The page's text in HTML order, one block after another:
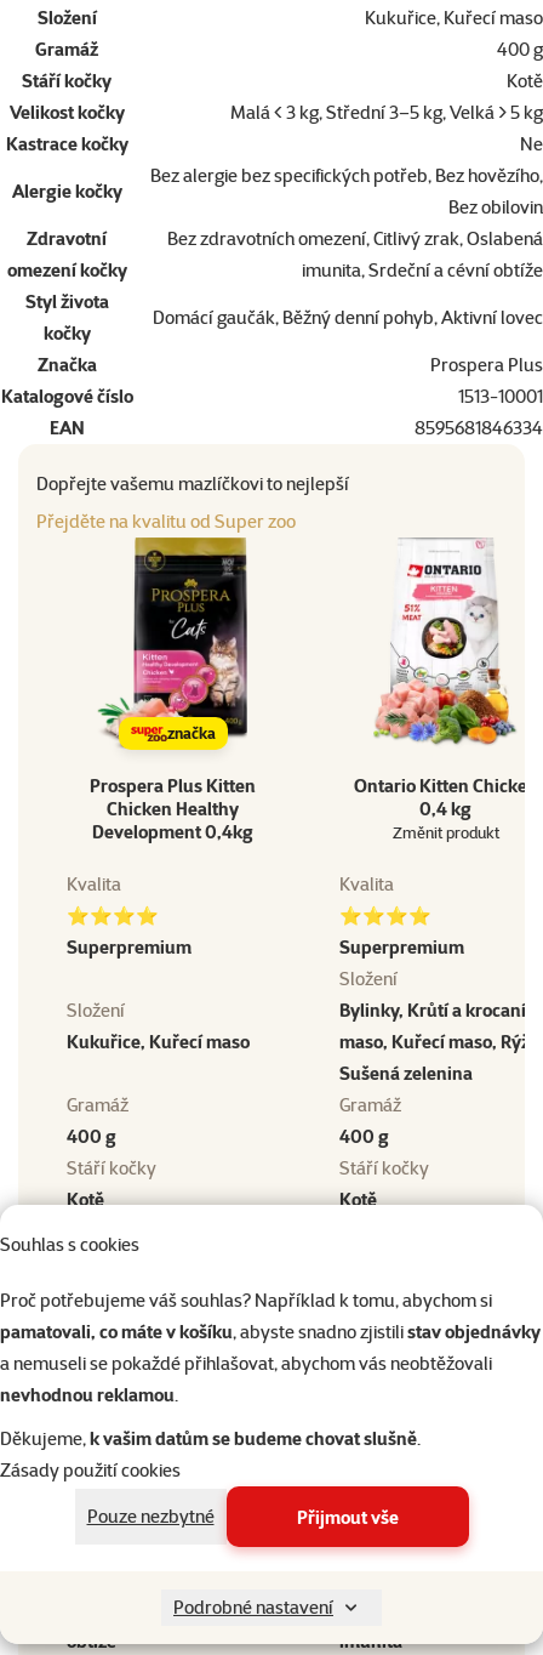
Souhlas s cookies
Proč potřebujeme váš souhlas? Například k tomu, abychom si
pamatovali, co máte v košíku, abyste snadno zjistilistav objednávky
a nemuseli se pokaždé přihlašovat, abychom vás neobtěžovali
nevhodnou reklamou.
Děkujeme,k vašim datům se budeme chovat slušně.
Zásady použití cookies
Pouze nezbytné
Přijmout vše
Podrobné nastavení
Složení
Kukuřice, Kuřecí maso
Gramáž
400 g
Stáří kočky
Kotě
Velikost kočky
Malá < 3 kg, Střední 3–5 kg, Velká > 5 kg
Kastrace kočky
Ne
Alergie kočky
Bez alergie bez specifických potřeb, Bez hovězího,
Bez obilovin
Zdravotní
omezení kočky
Bez zdravotních omezení, Citlivý zrak, Oslabená
imunita, Srdeční a cévní obtíže
Styl života
kočky
Domácí gaučák, Běžný denní pohyb, Aktivní lovec
Značka
Prospera Plus
Katalogové číslo
1513-10001
EAN
8595681846334
Dopřejte vašemu mazlíčkovi to nejlepší
Přejděte na kvalitu od Super zoo
značka
Prospera Plus Kitten
Chicken Healthy
Development 0,4kg
Ontario Kitten Chicken
0,4 kg
Změnit produkt
Kvalita
⭐⭐⭐⭐
Superpremium
Kvalita
⭐⭐⭐⭐
Superpremium
Složení
Kukuřice, Kuřecí maso
Složení
Bylinky, Krůtí a krocaní
maso, Kuřecí maso, Rýže,
Sušená zelenina
Gramáž
400 g
Gramáž
400 g
Stáří kočky
Kotě
Stáří kočky
Kotě
kg, Velká > 5 kg
kg, Velká > 5 kg
Kastrace kočky
Ne
Kastrace kočky
Ne
Alergie kočky
specifických potřeb, Bez
hovězího, Bez obilovin
specifických potřeb, Bez
sóji, Bez vajec
Zdravotní omezení kočky
Bez zdravotních omezení,
imunita, Srdeční a cévní
obtíže
Zdravotní omezení kočky
Bez zdravotních
Citlivé trávení, Oslabená
imunita